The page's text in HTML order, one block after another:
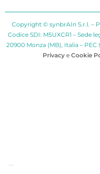
Copyright © synbrAIn S.r.l. –
Codice SDI: M5UXCR1 – Sede
20900 Monza (MB), Italia – PEC
Privacy e Cookie